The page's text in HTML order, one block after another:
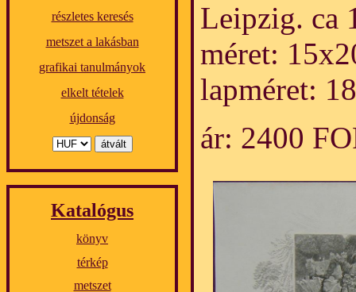
részletes keresés
metszet a lakásban
grafikai tanulmányok
elkelt tételek
újdonság
Katalógus
könyv
térkép
metszet
Leipzig. ca
méret:
lapméret:
ár: 2400